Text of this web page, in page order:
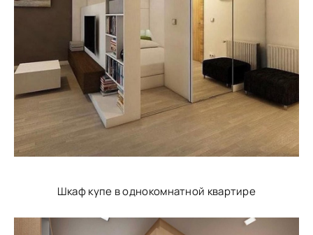
Шкаф купе в однокомнатной квартире